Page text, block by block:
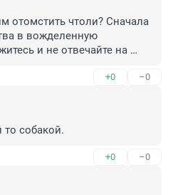
отомстить чтоли? Сначала
в вожделенную
и не отвечайте на
+0 –0
то собакой.
+0 –0